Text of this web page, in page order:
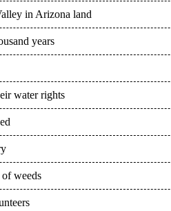
in Arizona land
years
water rights
weeds